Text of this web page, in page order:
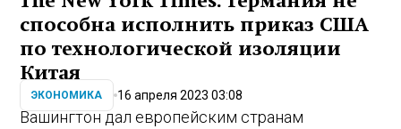
способна исполнить приказ США
по технологической изоляции
Китая
ЭКОНОМИКА 16 апреля 2023 03:08
Вашингтон дал европейским странам